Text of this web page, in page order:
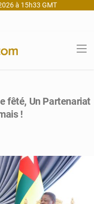
à 15h33 GMT
fêté, Un Partenariat
!